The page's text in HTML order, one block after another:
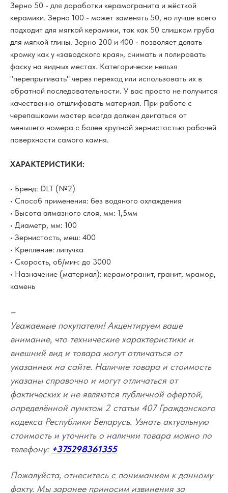
Зерно 50 - для доработки керамогранита и жёсткой
керамики. Зерно 100 - может заменять 50, но лучше всего
подходит для мягкой керамики, так как 50 слишком груба
для мягкой глины. Зерно 200 и 400 - позволяет делать
кромку как у «заводского края», снимать и полировать
фаску на видных местах. Категорически нельзя
"перепрыгивать" через переход или использовать их в
обратной последовательности. У вас просто не получится
качественно отшлифовать материал. При работе с
черепашками мастер всегда должен двигаться от
меньшего номера с более крупной зернистостью рабочей
поверхности самого камня.
ХАРАКТЕРИСТИКИ:
• Бренд: DLT (№2)
• Способ применения: без водяного охлаждения
• Высота алмазного слоя, мм: 1,5мм
• Диаметр, мм: 100
• Зернистость, меш: 400
• Крепление: липучка
• Скорость, об/мин: до 3000
• Назначение (материал): керамогранит, гранит, мрамор,
камень
–
Уважаемые покупатели! Акцентируем ваше
внимание, что технические характеристики и
внешний вид и товара могут отличаться от
указанных на сайте. Наличие товара и стоимость
указаны справочно и могут отличаться от
фактических и не являются публичной офертой,
определённой пунктом 2 статьи 407 Гражданского
кодекса Республики Беларусь. Узнать актуальную
стоимость и уточнить о наличии товара можно по
телефону: +375298361355
Пожалуйста, отнеситесь с пониманием к данному
факту. Мы заранее приносим извинения за